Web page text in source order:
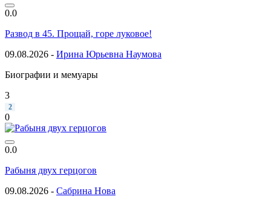
0.0
Развод в 45. Прощай, горе луковое!
09.08.2026 - Ирина Юрьевна Наумова
Биографии и мемуары
3
2
0
0.0
Рабыня двух герцогов
09.08.2026 - Сабрина Нова